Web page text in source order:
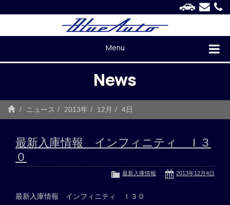
Menu
News
ニュース 2013年 12月 4日
最新入庫情報 インフィニティ Ｉ３
０
2013年12月4日
最新入庫情報
最新入庫情報 インフィニティ Ｉ３０